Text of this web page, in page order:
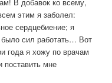
В добавок ко всему,
этим я заболел:
сердцебиение; я
сил работать… Вот
года я хожу по врачам
поставить мне